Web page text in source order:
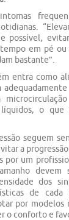
possível,
em pé ou
bastante”.
entra como
líquidos, o
seguem
a
por um
devem
dos
de
por modelos
o conforto e